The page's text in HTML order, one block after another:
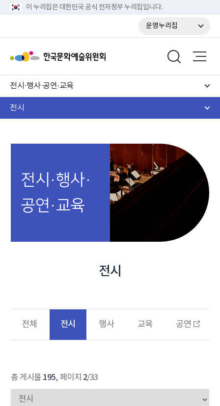
이 누리집은 대한민국 공식 전자정부 누리집입니다.
운영누리집
전시·행사·공연·교육
전시
전시·행사·
공연·교육
전시
전체 전시 행사 교육 공연
총 게시물 195, 페이지 2/33